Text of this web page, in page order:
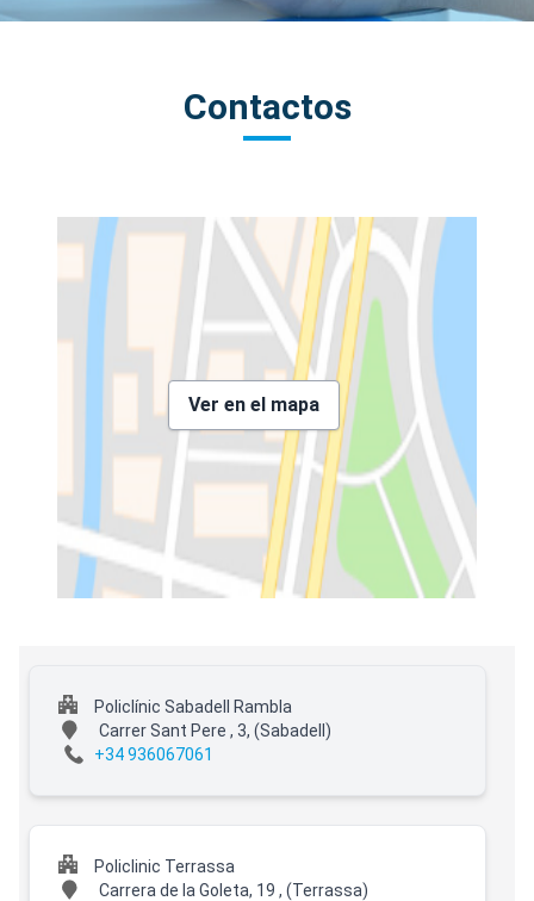
Contactos
Ver en el mapa
Policlínic Sabadell Rambla
Carrer Sant Pere , 3, (Sabadell)
+34 936067061
Policlinic Terrassa
Carrera de la Goleta, 19 , (Terrassa)